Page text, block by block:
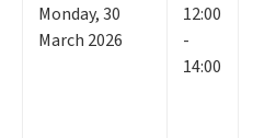
Monday,30
March 2026
12:00
-
14:00